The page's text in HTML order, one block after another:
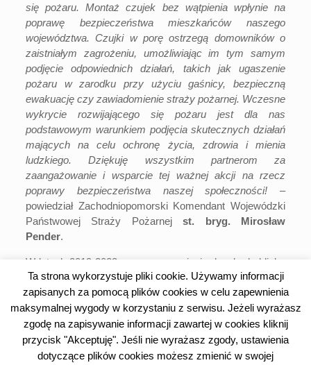
się pożaru. Montaż czujek bez wątpienia wpłynie na
poprawę bezpieczeństwa mieszkańców naszego
województwa. Czujki w porę ostrzegą domowników o
zaistniałym zagrożeniu, umożliwiając im tym samym
podjęcie odpowiednich działań, takich jak ugaszenie
pożaru w zarodku przy użyciu gaśnicy, bezpieczną
ewakuację czy zawiadomienie straży pożarnej. Wczesne
wykrycie rozwijającego się pożaru jest dla nas
podstawowym warunkiem podjęcia skutecznych działań
mających na celu ochronę życia, zdrowia i mienia
ludzkiego. Dziękuję wszystkim partnerom za
zaangażowanie i wsparcie tej ważnej akcji na rzecz
poprawy bezpieczeństwa naszej społeczności! –
powiedział Zachodniopomorski Komendant Wojewódzki
Państwowej Straży Pożarnejst. bryg. Mirosław
Pender.
W latach 2019-2023 w naszym regionie doszło do blisko
34 tysięcy pożarów budynków mieszkalnych oraz
kanałów wentylacyjnych i dymowych. W ich wyniku
zginęły 123 osoby, a 787 zostało rannych. Wielu tragedii
można by uniknąć, gdyby o niebezpieczeństwie na czas
powiadomiła domowa czujka dymu. Stąd decyzja o akcji
„Czujne Województwo Zachodniopomorskie”, której
Ta strona wykorzystuje pliki cookie. Używamy informacji
zapisanych za pomocą plików cookies w celu zapewnienia
maksymalnej wygody w korzystaniu z serwisu. Jeżeli wyrażasz
zgodę na zapisywanie informacji zawartej w cookies kliknij
przycisk "Akceptuję". Jeśli nie wyrażasz zgody, ustawienia
dotyczące plików cookies możesz zmienić w swojej